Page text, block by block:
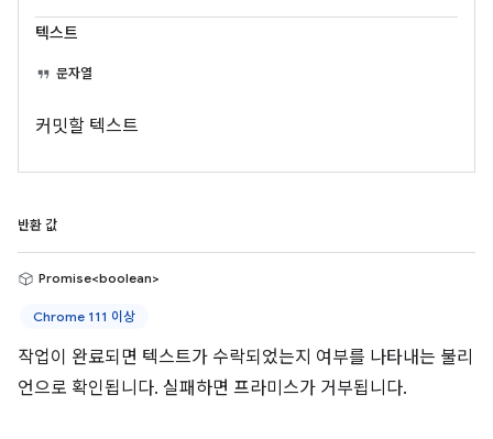
텍스트
문자열
커밋할 텍스트
반환 값
Promise<boolean>
Chrome 111 이상
작업이 완료되면 텍스트가 수락되었는지 여부를 나타내는 불리
언으로 확인됩니다. 실패하면 프라미스가 거부됩니다.